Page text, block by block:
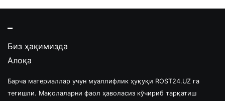
Биз ҳақимизда
Алоқа
Барча материаллар учун муаллифлик ҳуқуқи ROST24.UZ га
тегишли. Мақолаларни фаол ҳаволасиз кўчириб тарқатиш